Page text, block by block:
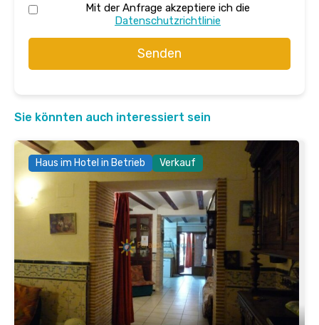
Mit der Anfrage akzeptiere ich die
Datenschutzrichtlinie
Senden
Sie könnten auch interessiert sein
Haus im Hotel in Betrieb Verkauf